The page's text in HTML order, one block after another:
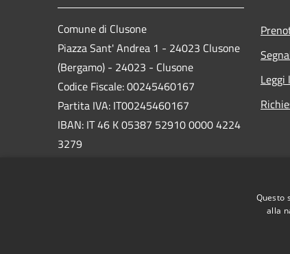
Comune di Clusone
Piazza Sant' Andrea 1 - 24023 Clusone
(Bergamo) - 24023 - Clusone
Codice Fiscale: 00245460167
Partita IVA: IT00245460167
IBAN: IT 46 K 05387 52910 0000 4224
3279
Leggi
Questo
alla